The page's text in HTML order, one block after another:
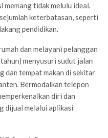
memang tidak melulu ideal.
keterbatasan, seperti
pendidikan.
dan melayani pelanggan
menyusuri sudut jalan
dan tempat makan di sekitar
Bermodalkan telepon
diri dan
dijual melalui aplikasi